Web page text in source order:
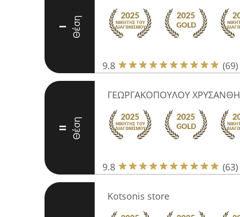
I Θέση
9.8 (69)
II Θέση
ΓΕΩΡΓΑΚΟΠΟΥΛΟΥ ΧΡΥΣΑΝΘΗ
9.8 (63)
Kotsonis store